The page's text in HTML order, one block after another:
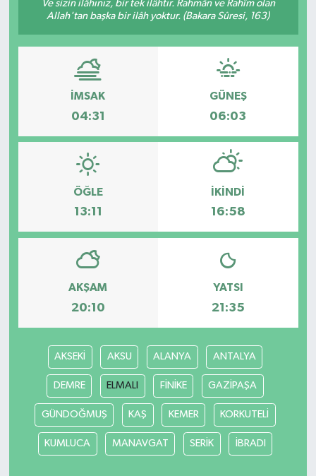
Ve sizin ilâhınız, bir tek ilâhtır. Rahmân ve Rahîm olan
Allah'tan başka bir ilâh yoktur. (Bakara Sûresi, 163)
İMSAK
04:31
GÜNEŞ
06:03
ÖĞLE
13:11
İKINDI
16:58
AKŞAM
20:10
YATSI
21:35
AKSEKİ AKSU ALANYA ANTALYA
DEMRE ELMALI FİNİKE GAZİPAŞA
GÜNDOĞMUŞ KAŞ KEMER KORKUTELİ
KUMLUCA MANAVGAT SERİK İBRADI
GİZLİLİK SÖZLEŞMESİ
İLETİŞİM